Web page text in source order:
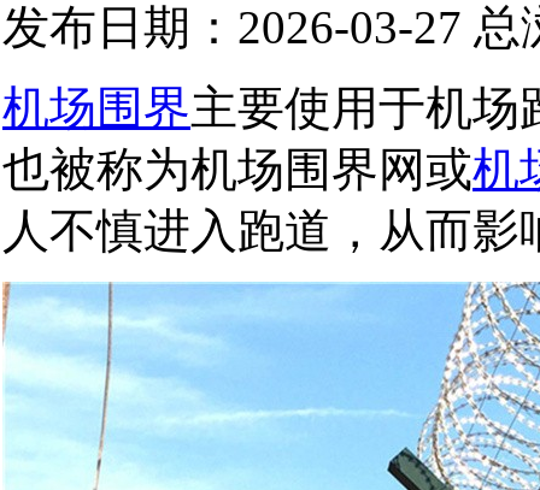
发布日期：2026-03-27 总
机场围界主要使用于机场
也被称为机场围界网或机
人不慎进入跑道，从而